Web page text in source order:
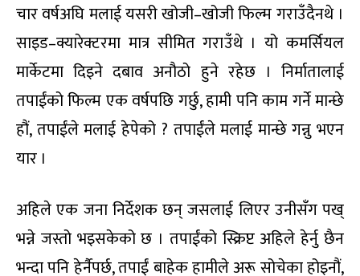
चार वर्षअघि मलाई यसरी खोजी–खोजी फिल्म गराउँदैनथे ।
साइड–क्यारेक्टरमा मात्र सीमित गराउँथे । यो कमर्सियल
मार्केटमा दिइने दबाव अनौठो हुने रहेछ । निर्मातालाई
तपाईंको फिल्म एक वर्षपछि गर्छु, हामी पनि काम गर्ने मान्छे
हौं, तपाईंले मलाई हेपेको ? तपाईंले मलाई मान्छे गन्नु भएन
यार ।
अहिले एक जना निर्देशक छन् जसलाई लिएर उनीसँग पख्
भन्ने जस्तो भइसकेको छ । तपाईंको स्क्रिप्ट अहिले हेर्नु छैन
भन्दा पनि हेर्नैपर्छ, तपाईं बाहेक हामीले अरू सोचेका होइनौं,